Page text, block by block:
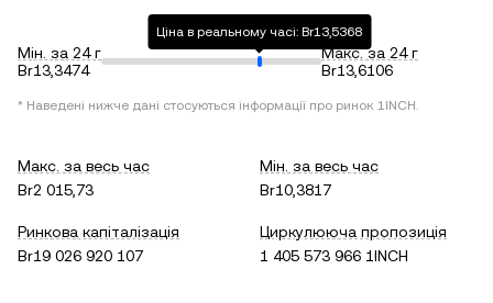
Мін. за 24 г
Br13,3474
Ціна в реальному часі: Br13,5368
Макс. за 24 г
Br13,6106
* Наведені нижче дані стосуються інформації про ринок 1INCH.
Макс. за весь час
Br2 015,73
Мін. за весь час
Br10,3817
Ринкова капіталізація
Br19 026 920 107
Циркулююча пропозиція
1 405 573 966 1INCH